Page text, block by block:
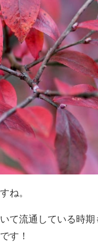
ね。
て流通している時
す！